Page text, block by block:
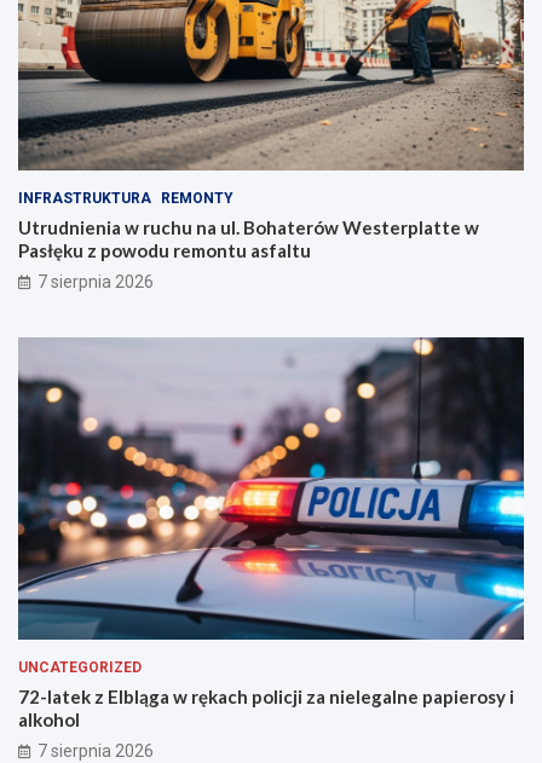
A
C
H
z
ę
l
i
s
ł
u
b
ę
INFRASTRUKTURA REMONTY
Utrudnienia w ruchu na ul. Bohaterów Westerplatte w
Pasłęku z powodu remontu asfaltu
7 sierpnia 2026
UNCATEGORIZED
72-latek z Elbląga w rękach policji za nielegalne papierosy i
alkohol
7 sierpnia 2026